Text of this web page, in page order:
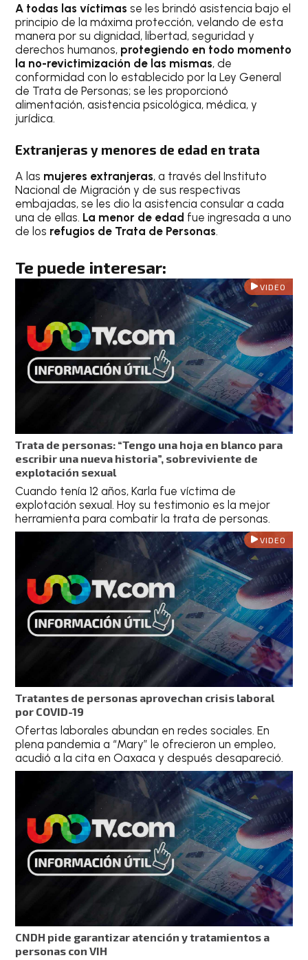
A todas las víctimas se les brindó asistencia bajo el
principio de la máxima protección, velando de esta
manera por su dignidad, libertad, seguridad y
derechos humanos, protegiendo en todo momento
la no-revictimización de las mismas, de
conformidad con lo establecido por la Ley General
de Trata de Personas; se les proporcionó
alimentación, asistencia psicológica, médica, y
jurídica.
Extranjeras y menores de edad en trata
A las mujeres extranjeras, a través del Instituto
Nacional de Migración y de sus respectivas
embajadas, se les dio la asistencia consular a cada
una de ellas. La menor de edad fue ingresada a uno
de los refugios de Trata de Personas.
Te puede interesar:
VIDEO
Trata de personas: “Tengo una hoja en blanco para
escribir una nueva historia”, sobreviviente de
explotación sexual
Cuando tenía 12 años, Karla fue víctima de
explotación sexual. Hoy su testimonio es la mejor
herramienta para combatir la trata de personas.
VIDEO
Tratantes de personas aprovechan crisis laboral
por COVID-19
Ofertas laborales abundan en redes sociales. En
plena pandemia a “Mary” le ofrecieron un empleo,
acudió a la cita en Oaxaca y después desapareció.
CNDH pide garantizar atención y tratamientos a
personas con VIH